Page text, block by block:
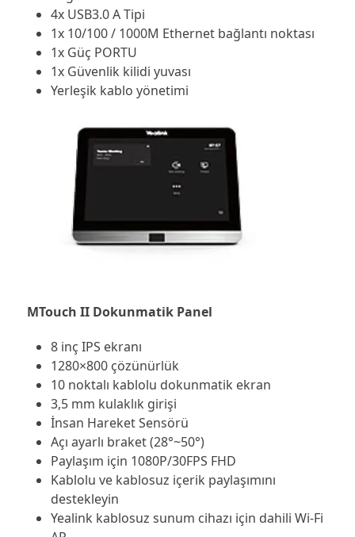
4x USB3.0 A Tipi
1x 10/100 / 1000M Ethernet bağlantı noktası
1x Güç PORTU
1x Güvenlik kilidi yuvası
Yerleşik kablo yönetimi
MTouch II Dokunmatik Panel
8 inç IPS ekranı
1280×800 çözünürlük
10 noktalı kablolu dokunmatik ekran
3,5 mm kulaklık girişi
İnsan Hareket Sensörü
Açı ayarlı braket (28°~50°)
Paylaşım için 1080P/30FPS FHD
Kablolu ve kablosuz içerik paylaşımını
destekleyin
Yealink kablosuz sunum cihazı için dahili Wi-Fi